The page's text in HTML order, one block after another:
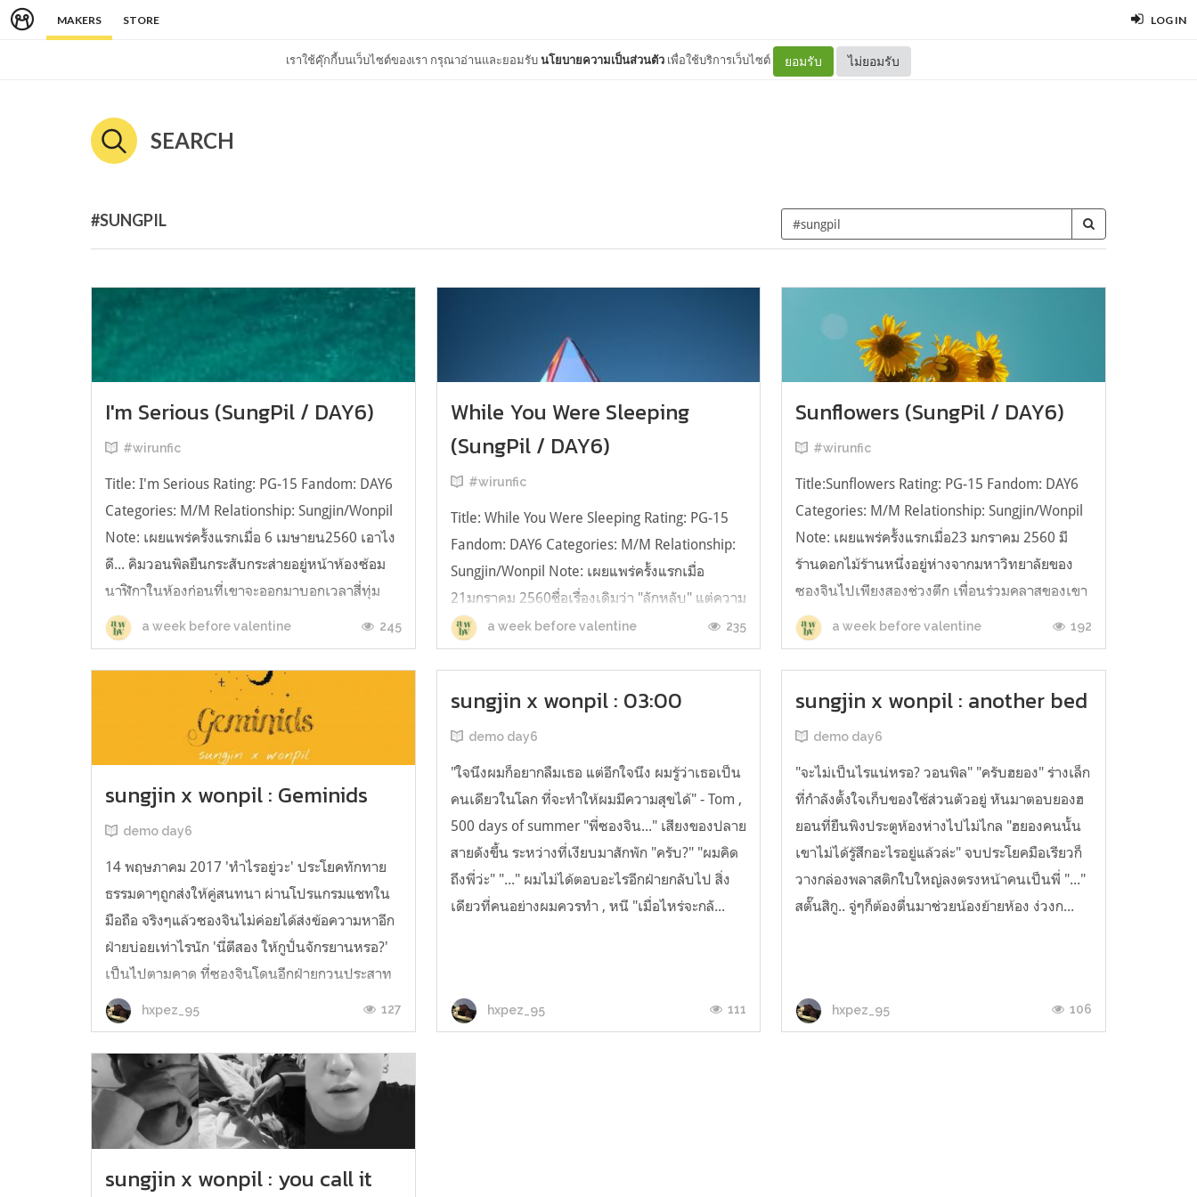
MAKERS STORE LOG IN
เราใช้คุ๊กกี้บนเว็บไซต์ของเรา กรุณาอ่านและยอมรับนโยบายความเป็นส่วนตัว เพื่อใช้บริการเว็บไซต์ ยอมรับ ไม่ยอมรับ
SEARCH
#SUNGPIL
I'm Serious (SungPil / DAY6)
#wirunfic
Title: I'm Serious Rating: PG-15 Fandom: DAY6
Categories: M/M Relationship: Sungjin/Wonpil
Note: เผยแพร่ครั้งแรกเมื่อ 6 เมษายน2560 เอาไง
ดี... คิมวอนพิลยืนกระสับกระส่ายอยู่หน้าห้องซ้อม
นาฬิกาในห้องก่อนที่เขาจะออกมาบอกเวลาสี่ทุ่ม
แล้ว ให้พูดตรง ๆ เขาก็ง่วงนอนมาก อยากกลับหอ
ไปนอนเหลือ...
a week before valentine 245
While You Were Sleeping
(SungPil / DAY6)
#wirunfic
Title: While You Were Sleeping Rating: PG-15
Fandom: DAY6 Categories: M/M Relationship:
Sungjin/Wonpil Note: เผยแพร่ครั้งแรกเมื่อ
21มกราคม 2560ชื่อเรื่องเดิมว่า "ลักหลับ" แต่ความ
หมายมันไม่ดี romanticise การกระทำที่ sexual
harrassment เลยเปลี่ยนชื่อค่ะ “พี่ชอบวอนพิล”
a week before valentine 235
Sunflowers (SungPil / DAY6)
#wirunfic
Title:Sunflowers Rating: PG-15 Fandom: DAY6
Categories: M/M Relationship: Sungjin/Wonpil
Note: เผยแพร่ครั้งแรกเมื่อ23 มกราคม 2560 มี
ร้านดอกไม้ร้านหนึ่งอยู่ห่างจากมหาวิทยาลัยของ
ซองจินไปเพียงสองช่วงตึก เพื่อนร่วมคลาสของเขา
บอกว่าร้านเพิ่งเปิดได้เพียงสองอาทิตย์ แต่กลับมี
ลูกค้าหลั่งไหลเข้าไปมากมายจ...
a week before valentine 192
sungjin x wonpil : Geminids
demo day6
14 พฤษภาคม 2017 'ทำไรอยู่วะ' ประโยคทักทาย
ธรรมดาๆถูกส่งให้คู่สนทนา ผ่านโปรแกรมแชทใน
มือถือ จริงๆแล้วซองจินไม่ค่อยได้ส่งข้อความหาอีก
ฝ่ายบ่อยเท่าไรนัก 'นี่ตีสอง ให้กูปั่นจักรยานหรอ?'
เป็นไปตามคาด ที่ซองจินโดนอีกฝ่ายกวนประสาท
แต่นั่นไม่ใช่สาเหตุที่ทำให้เขาไม่ค่อยได้ติดต่อหา
อีกฝ่าย 'กวนต...
hxpez_95 127
sungjin x wonpil : 03:00
demo day6
"ใจนึงผมก็อยากลืมเธอ แต่อีกใจนึง ผมรู้ว่าเธอเป็น
คนเดียวในโลก ที่จะทำให้ผมมีความสุขได้" - Tom ,
500 days of summer "พี่ซองจิน..." เสียงของปลาย
สายดังขึ้น ระหว่างที่เงียบมาสักพัก "ครับ?" "ผมคิด
ถึงพี่ว่ะ" "..." ผมไม่ได้ตอบอะไรอีกฝ่ายกลับไป สิ่ง
เดียวที่คนอย่างผมควรทำ , หนี "เมื่อไหร่จะกลั...
hxpez_95 111
sungjin x wonpil : another bed
demo day6
"จะไม่เป็นไรแน่หรอ? วอนพิล" "ครับฮยอง" ร่างเล็ก
ที่กำลังตั้งใจเก็บของใช้ส่วนตัวอยู่ หันมาตอบยองฮ
ยอนที่ยืนพิงประตูห้องห่างไปไม่ไกล "ฮยองคนนั้น
เขาไม่ได้รู้สึกอะไรอยู่แล้วล่ะ" จบประโยคมือเรียวก็
วางกล่องพลาสติกใบใหญ่ลงตรงหน้าคนเป็นพี่ "..."
สตั๊นสิกู.. จู่ๆก็ต้องตื่นมาช่วยน้องย้ายห้อง ง่วงก...
hxpez_95 106
sungjin x wonpil : you call it